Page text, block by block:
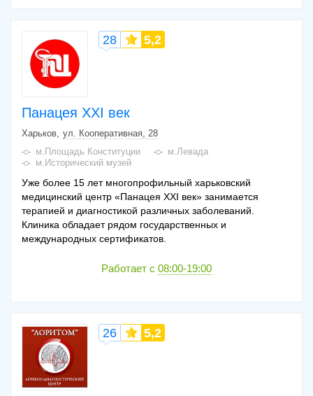
Панацея XXI век
28 5,2
Харьков ул. Кооперативная, 28
м.Площадь Конституции
м.Левада
м.Исторический музей
Уже более 15 лет многопрофильный харьковский
медицинский центр «Панацея XXI век» занимается
терапией и диагностикой различных заболеваний.
Клиника обладает рядом государственных и
международных сертификатов.
Работает с 08:00-19:00
26 5,2